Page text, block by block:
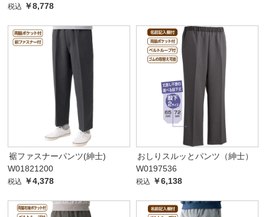
税込 ￥8,778
裾ファスナーパンツ(紳士)
W01821200
税込 ￥4,378
おしりスルッとパンツ（紳士）
W0197536
税込 ￥6,138